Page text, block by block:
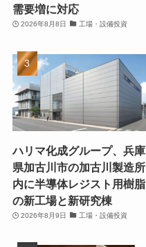
需要増に対応
2026年8月8日 工場・設備投資
ハリマ化成グループ、兵庫
県加古川市の加古川製造所
内に半導体レジスト用樹脂
の新工場と新研究棟
2026年8月9日 工場・設備投資